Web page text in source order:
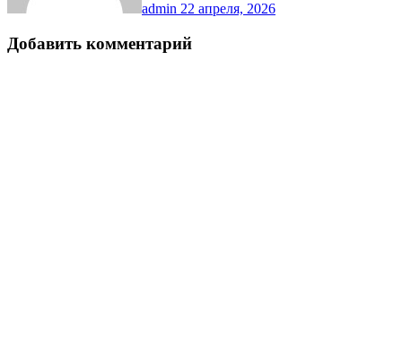
admin 22 апреля, 2026
Добавить комментарий